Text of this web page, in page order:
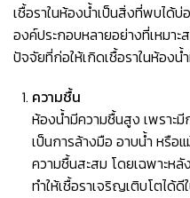
เชื้อราในห้องน้ำเป็นสิ่งที่พบได้
องค์ประกอบหลายอย่างที่เหมา
ปัจจัยที่ก่อให้เกิดเชื้อราในห้องน้
ความชื้น
ห้องน้ำมีความชื้นสูง เพราะมี
เป็นการล้างมือ อาบน้ำ หรือ
ความชื้นสะสม โดยเฉพาะห
ทำให้เชื้อราเจริญเติบโตได้